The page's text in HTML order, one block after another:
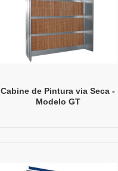
Cabine de Pintura via Seca -
Modelo GT